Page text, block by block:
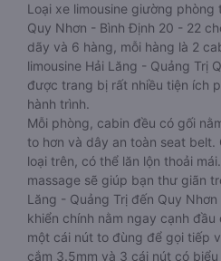
Loại xe limousine giường
Quy Nhơn - Bình Định 20 - 22
dãy và 6 hàng, mỗi hàng là 2
limousine Hải Lăng - Quảng Trị
được trang bị rất nhiều tiện ích
hành trình.
Mỗi phòng, cabin đều có gối
to hơn và dây an toàn seat belt.
loại trên, có thể lăn lộn thoải
massage sẽ giúp bạn thư giãn
Lăng - Quảng Trị đến Quy
khiển chính nằm ngay cạnh
một cái nút to đùng để gọi tiếp
cắm 3.5mm và 3 cái nút có